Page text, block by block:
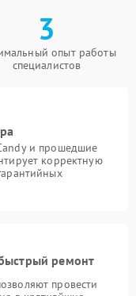
3
опыт работы
специалистов
и прошедшие
корректную
ремонт
провести